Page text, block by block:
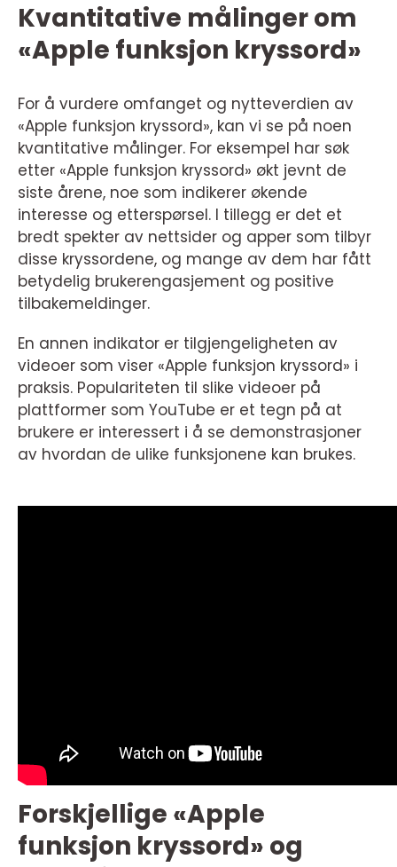
Kvantitative målinger om
«Apple funksjon kryssord»
For å vurdere omfanget og nytteverdien av
«Apple funksjon kryssord», kan vi se på noen
kvantitative målinger. For eksempel har søk
etter «Apple funksjon kryssord» økt jevnt de
siste årene, noe som indikerer økende
interesse og etterspørsel. I tillegg er det et
bredt spekter av nettsider og apper som tilbyr
disse kryssordene, og mange av dem har fått
betydelig brukerengasjement og positive
tilbakemeldinger.
En annen indikator er tilgjengeligheten av
videoer som viser «Apple funksjon kryssord» i
praksis. Populariteten til slike videoer på
plattformer som YouTube er et tegn på at
brukere er interessert i å se demonstrasjoner
av hvordan de ulike funksjonene kan brukes.
Forskjellige «Apple
funksjon kryssord» og